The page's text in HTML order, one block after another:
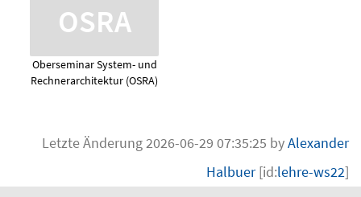
OSRA
Oberseminar System- und
Rechnerarchitektur (OSRA)
Letzte Änderung 2026-06-29 07:35:25 byAlexander
Halbuer[id:lehre-ws22]